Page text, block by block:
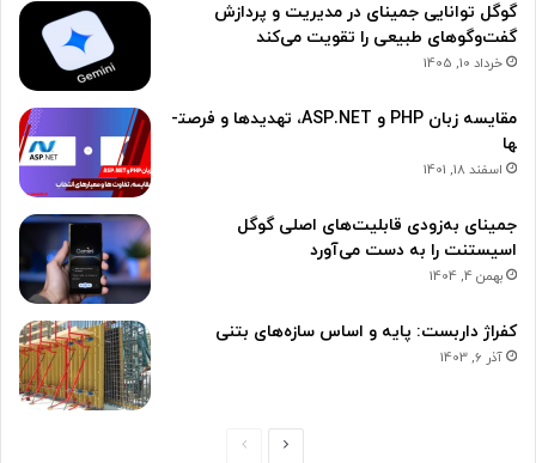
گوگل توانایی جمینای در مدیریت و پردازش
گفت‌وگوهای طبیعی را تقویت می‌کند
خرداد 10, 1405
مقایسه زبان PHP و ASP.NET، تهدید­ها و فرصت­
ها
اسفند 18, 1401
جمینای به‌زودی قابلیت‌های اصلی گوگل
اسیستنت را به دست می‌آورد
بهمن 4, 1404
کفراژ داربست: پایه و اساس سازه‌های بتنی
آذر 6, 1403